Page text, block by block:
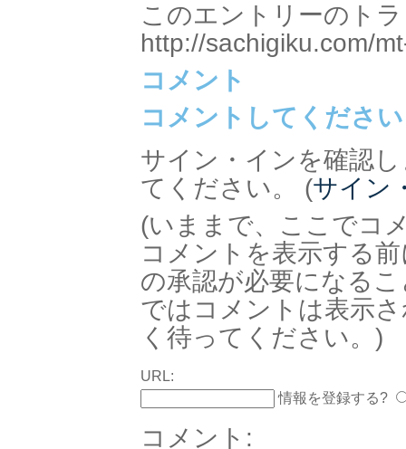
このエントリーのト
http://sachigiku.com/
コメント
コメントしてください
サイン・インを確認
てください。 (サイン
(いままで、ここでコ
コメントを表示する
の承認が必要になる
ではコメントは表示
く待ってください。)
URL:
情報を登録する?
コメント: